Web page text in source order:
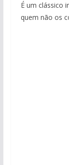
É um clássico
quem não os